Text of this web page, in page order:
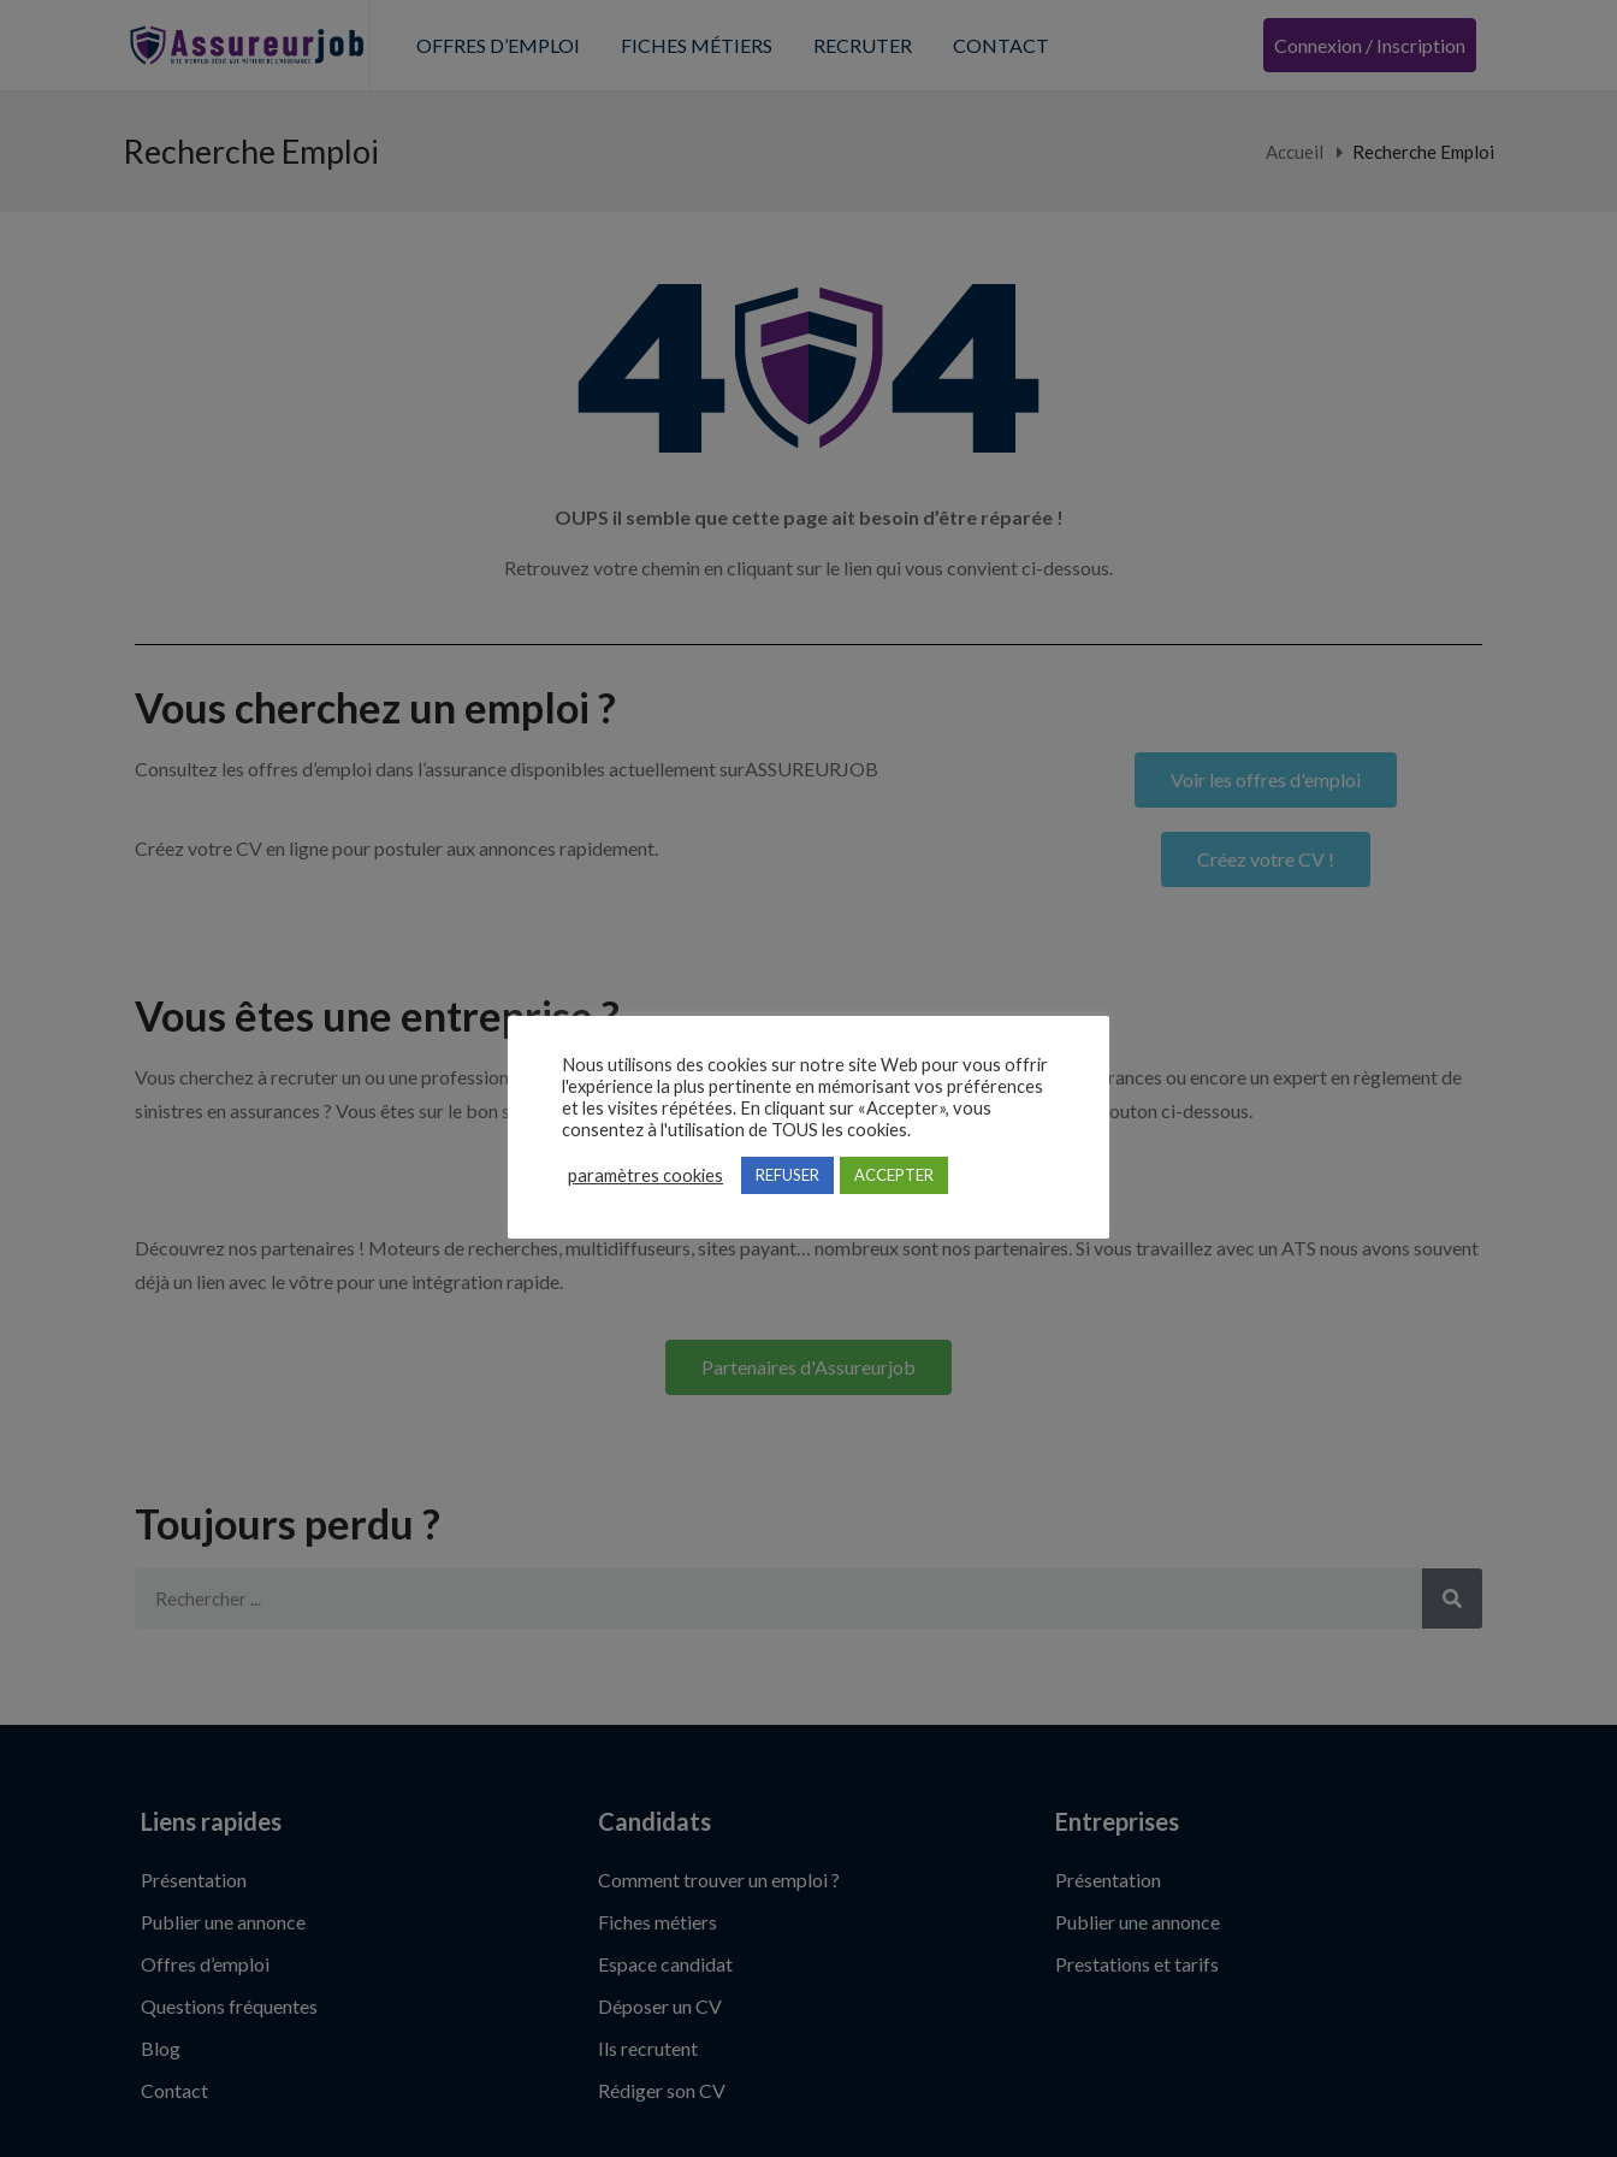
OFFRES D’EMPLOI FICHES MÉTIERS RECRUTER CONTACT Connexion / Inscription
Recherche Emploi Accueil Recherche Emploi
OUPS il semble que cette page ait besoin d’être réparée !
Retrouvez votre chemin en cliquant sur le lien qui vous convient ci-dessous.
Vous cherchez un emploi ?
Consultez les offres d’emploi dans l’assurance disponibles actuellement surASSUREURJOB Voir les offres d'emploi
Créez votre CV en ligne pour postuler aux annonces rapidement. Créez votre CV !
Vous êtes une entreprise ?
Vous cherchez à recruter un ou une professionnelle de l’assurance par exemple un chargé de clientèle, un courtier en assurances ou encore un expert en règlement de
sinistres en assurances ? Vous êtes sur le bon site. Découvrez nos solutions pour vous aider à recruter en cliquant sur le bouton ci-dessous.
Nos solutions entreprises
Découvrez nos partenaires ! Moteurs de recherches, multidiffuseurs, sites payant… nombreux sont nos partenaires. Si vous travaillez avec un ATS nous avons souvent
déjà un lien avec le vôtre pour une intégration rapide.
Partenaires d'Assureurjob
Toujours perdu ?
Liens rapides
Présentation
Publier une annonce
Offres d’emploi
Questions fréquentes
Blog
Contact
Candidats
Comment trouver un emploi ?
Fiches métiers
Espace candidat
Déposer un CV
Ils recrutent
Rédiger son CV
Entreprises
Présentation
Publier une annonce
Prestations et tarifs
Nous utilisons des cookies sur notre site Web pour vous offrir
l'expérience la plus pertinente en mémorisant vos préférences
et les visites répétées. En cliquant sur «Accepter», vous
consentez à l'utilisation de TOUS les cookies.
paramètres cookies REFUSER ACCEPTER